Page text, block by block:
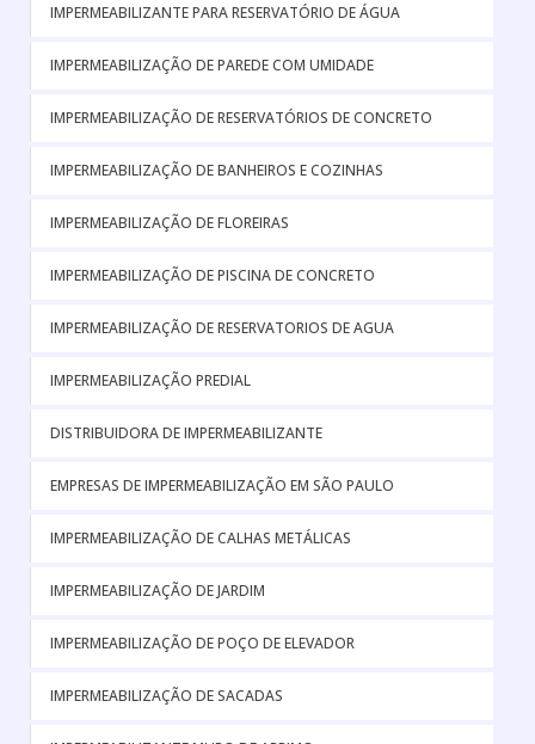
IMPERMEABILIZANTE PARA RESERVATÓRIO DE ÁGUA
IMPERMEABILIZAÇÃO DE PAREDE COM UMIDADE
IMPERMEABILIZAÇÃO DE RESERVATÓRIOS DE CONCRETO
IMPERMEABILIZAÇÃO DE BANHEIROS E COZINHAS
IMPERMEABILIZAÇÃO DE FLOREIRAS
IMPERMEABILIZAÇÃO DE PISCINA DE CONCRETO
IMPERMEABILIZAÇÃO DE RESERVATORIOS DE AGUA
IMPERMEABILIZAÇÃO PREDIAL
DISTRIBUIDORA DE IMPERMEABILIZANTE
EMPRESAS DE IMPERMEABILIZAÇÃO EM SÃO PAULO
IMPERMEABILIZAÇÃO DE CALHAS METÁLICAS
IMPERMEABILIZAÇÃO DE JARDIM
IMPERMEABILIZAÇÃO DE POÇO DE ELEVADOR
IMPERMEABILIZAÇÃO DE SACADAS